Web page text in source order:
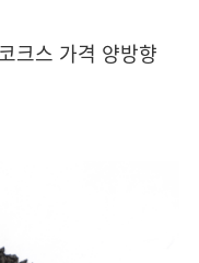
크스 가격 양방향